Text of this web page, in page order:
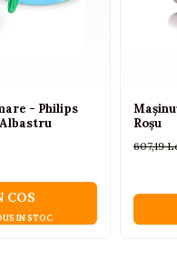
- Philips
COS
IN STOC
Roșu
607,19